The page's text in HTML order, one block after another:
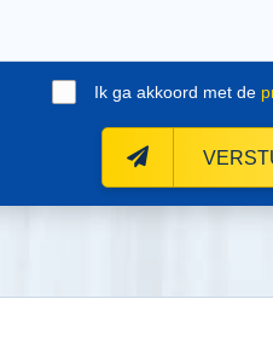
Ik ga akkoord met de